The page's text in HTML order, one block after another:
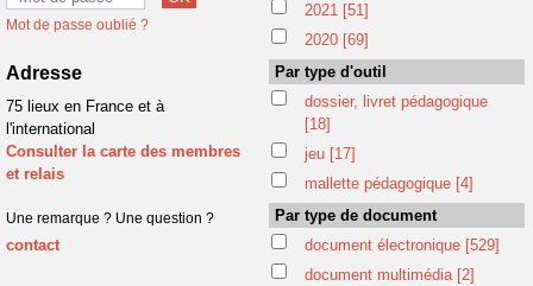
Mot de passe oublié ?
Adresse
75 lieux en France et à
l'international
Consulter la carte des membres
et relais
Une remarque ? Une question ?
contact
2021 [51]
2020 [69]
Par type d'outil
dossier, livret pédagogique
[18]
jeu [17]
mallette pédagogique [4]
Par type de document
document électronique [529]
document multimédia [2]